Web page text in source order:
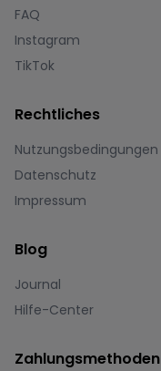
FAQ
Instagram
TikTok
Rechtliches
Nutzungsbedingungen
Datenschutz
Impressum
Blog
Journal
Hilfe-Center
Zahlungsmethoden